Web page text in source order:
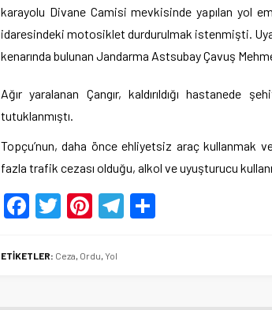
karayolu Divane Camisi mevkisinde yapılan yol
idaresindeki motosiklet durdurulmak istenmişti.
kenarında bulunan Jandarma Astsubay Çavuş
Ağır yaralanan Çangır, kaldırıldığı
tutuklanmıştı.
Topçu’nun, daha önce ehliyetsiz araç kullanmak
fazla trafik cezası olduğu, alkol ve uyuşturucu
Facebook
Twitter
Pinterest
Telegram
ETİKETLER: Ceza, Ordu, Yol